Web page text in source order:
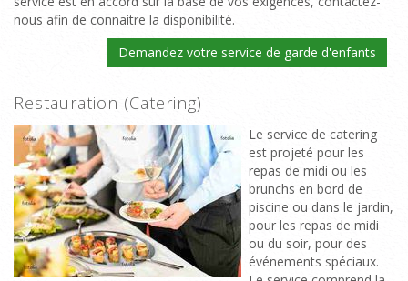
nous afin de connaitre la disponibilité.
Demandez votre service de garde d'enfants
Restauration (Catering)
Le service de catering
est projeté pour les
repas de midi ou les
brunchs en bord de
piscine ou dans le jardin,
pour les repas de midi
ou du soir, pour des
événements spéciaux.